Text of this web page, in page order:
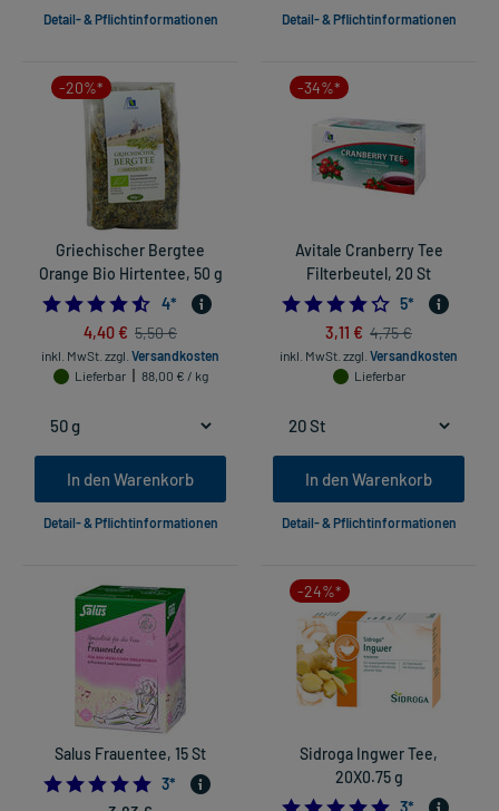
Detail- & Pflichtinformationen Detail- & Pflichtinformationen
-20%*
Griechischer Bergtee
Orange Bio Hirtentee, 50 g
4.5
4*
4,40 € 5,50 €
inkl. MwSt. zzgl. Versandkosten
Lieferbar
88,00 € / kg
In den Warenkorb
Detail- & Pflichtinformationen
-34%*
Avitale Cranberry Tee
Filterbeutel, 20 St
3.8
5*
3,11 € 4,75 €
inkl. MwSt. zzgl. Versandkosten
Lieferbar
In den Warenkorb
Detail- & Pflichtinformationen
Salus Frauentee, 15 St
5.0
3*
-24%*
Sidroga Ingwer Tee,
20X0.75 g
5.0
3*